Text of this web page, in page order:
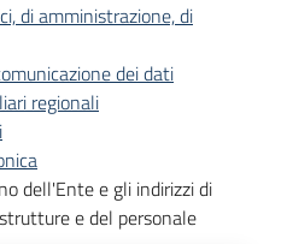
di amministrazione, di
dei dati
regionali
dell'Ente e gli indirizzi di
e del personale